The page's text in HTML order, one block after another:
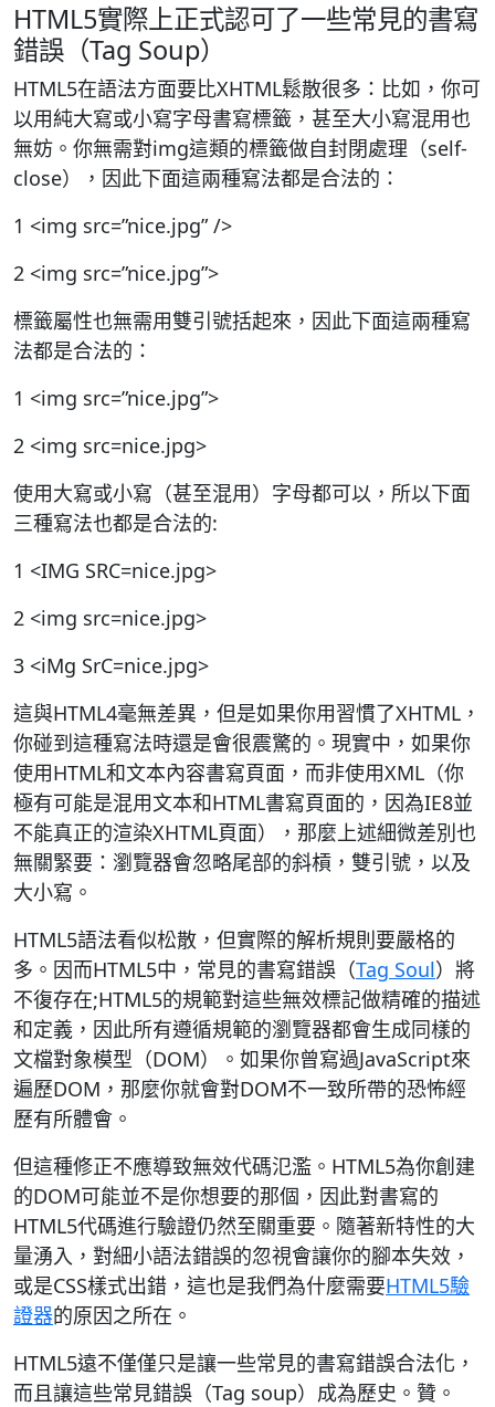
HTML5實際上正式認可了一些常見的書寫
錯誤（Tag Soup）
HTML5在語法方面要比XHTML鬆散很多：比如，你可
以用純大寫或小寫字母書寫標籤，甚至大小寫混用也
無妨。你無需對img這類的標籤做自封閉處理（self-
close），因此下面這兩種寫法都是合法的：
1 <img src=”nice.jpg” />
2 <img src=”nice.jpg”>
標籤屬性也無需用雙引號括起來，因此下面這兩種寫
法都是合法的：
1 <img src=”nice.jpg”>
2 <img src=nice.jpg>
使用大寫或小寫（甚至混用）字母都可以，所以下面
三種寫法也都是合法的:
1 <IMG SRC=nice.jpg>
2 <img src=nice.jpg>
3 <iMg SrC=nice.jpg>
這與HTML4毫無差異，但是如果你用習慣了XHTML，
你碰到這種寫法時還是會很震驚的。現實中，如果你
使用HTML和文本內容書寫頁面，而非使用XML（你
極有可能是混用文本和HTML書寫頁面的，因為IE8並
不能真正的渲染XHTML頁面），那麼上述細微差別也
無關緊要：瀏覽器會忽略尾部的斜槓，雙引號，以及
大小寫。
HTML5語法看似松散，但實際的解析規則要嚴格的
多。因而HTML5中，常見的書寫錯誤（Tag Soul）將
不復存在;HTML5的規範對這些無效標記做精確的描述
和定義，因此所有遵循規範的瀏覽器都會生成同樣的
文檔對象模型（DOM）。如果你曾寫過JavaScript來
遍歷DOM，那麼你就會對DOM不一致所帶的恐怖經
歷有所體會。
但這種修正不應導致無效代碼氾濫。HTML5為你創建
的DOM可能並不是你想要的那個，因此對書寫的
HTML5代碼進行驗證仍然至關重要。隨著新特性的大
量湧入，對細小語法錯誤的忽視會讓你的腳本失效，
或是CSS樣式出錯，這也是我們為什麼需要HTML5驗
證器的原因之所在。
HTML5遠不僅僅只是讓一些常見的書寫錯誤合法化，
而且讓這些常見錯誤（Tag soup）成為歷史。贊。